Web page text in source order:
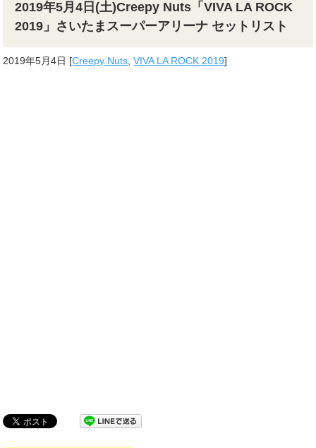
2019年5月4日(土)Creepy Nuts「VIVA LA ROCK
2019」さいたまスーパーアリーナ セットリスト
2019年5月4日 [Creepy Nuts,VIVA LA ROCK 2019]